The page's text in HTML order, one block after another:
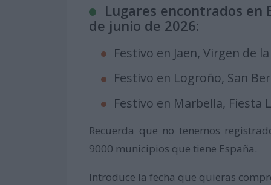
Lugares encontrados en
de junio de 2026:
Festivo en Jaen, Virgen de
Festivo en Logroño, San
Festivo en Marbella, Fiesta
Recuerda que no tenemos
9000 municipios que tiene España.
Introduce la fecha que quieras